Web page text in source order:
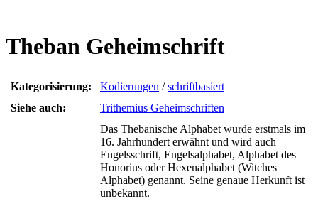
Theban Geheimschrift
Kategorisierung: Kodierungen /schriftbasiert
Siehe auch:
Trithemius Geheimschriften
Das Thebanische Alphabet wurde erstmals im
16. Jahrhundert erwähnt und wird auch
Engelsschrift, Engelsalphabet, Alphabet des
Honorius oder Hexenalphabet (Witches
Alphabet) genannt. Seine genaue Herkunft ist
unbekannt.